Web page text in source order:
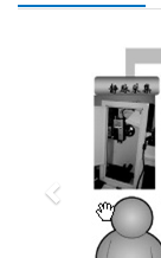
Previous